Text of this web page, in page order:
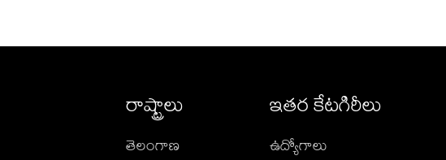
రాష్ట్రాలు
తెలంగాణ
ఇతర కేటగిరీలు
ఉద్యోగాలు